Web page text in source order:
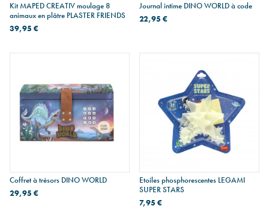
Kit MAPED CREATIV moulage 8
animaux en plâtre PLASTER FRIENDS
39,95 €
Journal intime DINO WORLD à code
22,95 €
Coffret à trésors DINO WORLD
29,95 €
Etoiles phosphorescentes LEGAMI
SUPER STARS
7,95 €